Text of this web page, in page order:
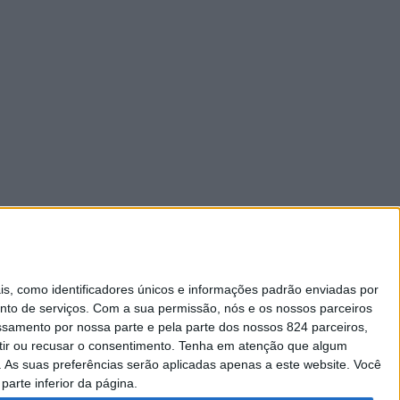
como identificadores únicos e informações padrão enviadas por
de serviços. Com a sua permissão, nós e os nossos parceiros
por nossa parte e pela parte dos nossos 824 parceiros,
ou recusar o consentimento. Tenha em atenção que algum
suas preferências serão aplicadas apenas a este website. Você
inferior da página.